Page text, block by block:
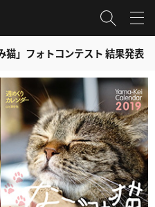
」フォトコンテスト 結果発表